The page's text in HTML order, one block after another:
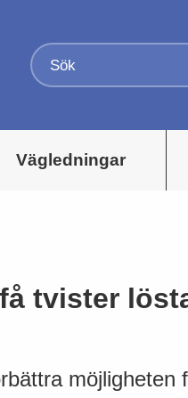
Vägledningar
tvister
möjligheten